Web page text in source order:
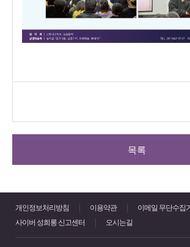
목록
개인정보처리방침 이용약관
이메일 무단수집
사이버 성희롱 신고센터
오시는길